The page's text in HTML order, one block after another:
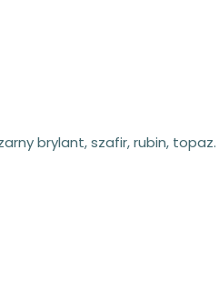
brylant, szafir, rubin, topaz.